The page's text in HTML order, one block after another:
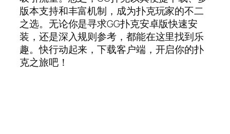
版本支持和丰富机制，成为扑克玩家的不二
之选。无论你是寻求GG扑克安卓版快速安
装，还是深入规则参考，都能在这里找到乐
趣。快行动起来，下载客户端，开启你的扑
克之旅吧！